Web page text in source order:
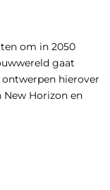
om in 2050
gaat
hierover
Horizon en